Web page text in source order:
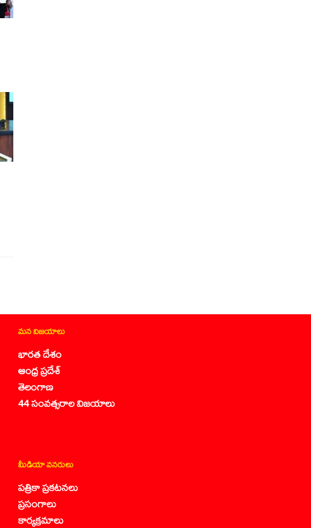
మన విజయాలు
భారత దేశం
ఆంధ్ర ప్రదేశ్
తెలంగాణ
44 సంవత్సరాల విజయాలు
మీడియా వనరులు
పత్రికా ప్రకటనలు
ప్రసంగాలు
కార్యక్రమాలు